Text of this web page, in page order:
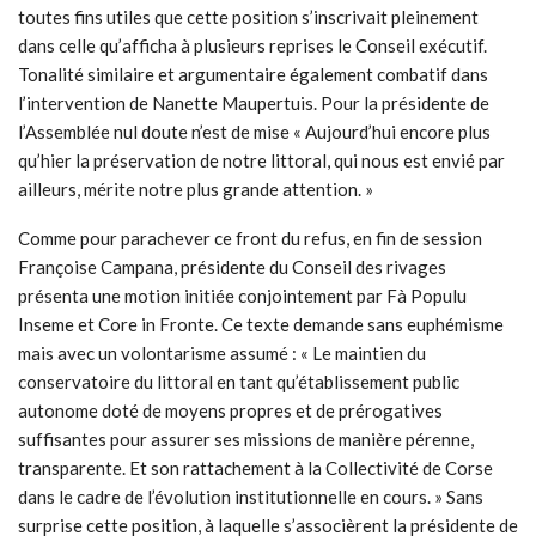
toutes fins utiles que cette position s’inscrivait pleinement
dans celle qu’afficha à plusieurs reprises le Conseil exécutif.
Tonalité similaire et argumentaire également combatif dans
l’intervention de Nanette Maupertuis. Pour la présidente de
l’Assemblée nul doute n’est de mise « Aujourd’hui encore plus
qu’hier la préservation de notre littoral, qui nous est envié par
ailleurs, mérite notre plus grande attention. »
Comme pour parachever ce front du refus, en fin de session
Françoise Campana, présidente du Conseil des rivages
présenta une motion initiée conjointement par Fà Populu
Inseme et Core in Fronte. Ce texte demande sans euphémisme
mais avec un volontarisme assumé : « Le maintien du
conservatoire du littoral en tant qu’établissement public
autonome doté de moyens propres et de prérogatives
suffisantes pour assurer ses missions de manière pérenne,
transparente. Et son rattachement à la Collectivité de Corse
dans le cadre de l’évolution institutionnelle en cours. » Sans
surprise cette position, à laquelle s’associèrent la présidente de